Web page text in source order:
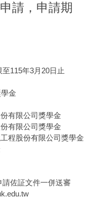
請，申請期
115年3月20日止
金
有限公司獎學金
有限公司獎學金
程股份有限公司獎學金
佐証文件一併送審